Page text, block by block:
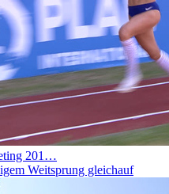
201…
Weitsprung gleichauf